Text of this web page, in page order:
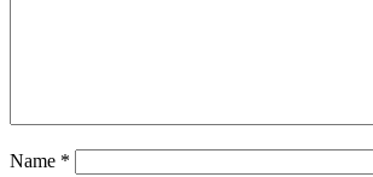
Name *